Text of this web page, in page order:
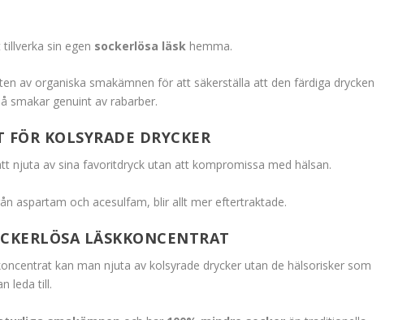
sin egen sockerlösa läsk hemma.
av organiska smakämnen för att säkerställa att den färdiga drycken
smakar genuint av rabarber.
KOLSYRADE DRYCKER
njuta av sina favoritdryck utan att kompromissa med hälsan.
aspartam och acesulfam, blir allt mer eftertraktade.
LÄSKKONCENTRAT
kan man njuta av kolsyrade drycker utan de hälsorisker som
leda till.